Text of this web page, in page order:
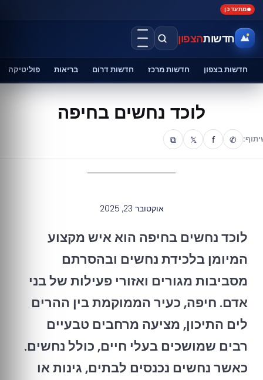
מתעדכן
חדשותהצפון
חדשות בצפון חדשות מרכז חדשות דרום בריאות פוליטיקה
לוכד נחשים בחיפה
✆
f
𝕏
⧉
אוקטובר 23, 2025
לוכד נחשים בחיפה הוא איש מקצוע
המיומן בלכידת נחשים ובהסרתם
מסביבות מגורים ואזורי פעילות של בני
אדם. חיפה, כעיר הממוקמת בין ההרים
לים התיכון, מציעה מרחבים טבעיים
רבים שמושכים בעלי חיים, כולל נחשים.
כאשר נחשים נכנסים לבתים, גינות או